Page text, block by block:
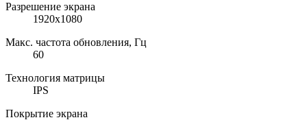
Разрешение экрана
1920x1080
Макс. частота обновления, Гц
60
Технология матрицы
IPS
Покрытие экрана